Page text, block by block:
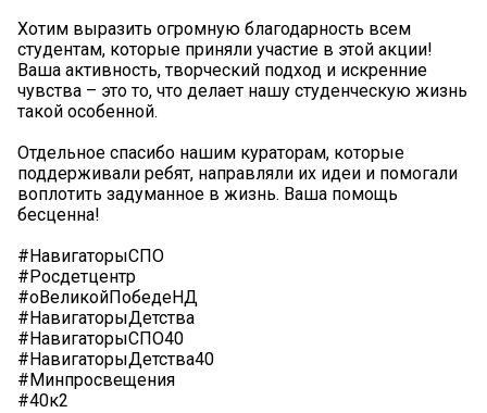
Хотим выразить огромную благодарность всем
студентам, которые приняли участие в этой акции!
Ваша активность, творческий подход и искренние
чувства – это то, что делает нашу студенческую жизнь
такой особенной.
Отдельное спасибо нашим кураторам, которые
поддерживали ребят, направляли их идеи и помогали
воплотить задуманное в жизнь. Ваша помощь
бесценна!
#НавигаторыСПО
#Росдетцентр
#оВеликойПобедеНД
#НавигаторыДетства
#НавигаторыСПО40
#НавигаторыДетства40
#Минпросвещения
#40к2